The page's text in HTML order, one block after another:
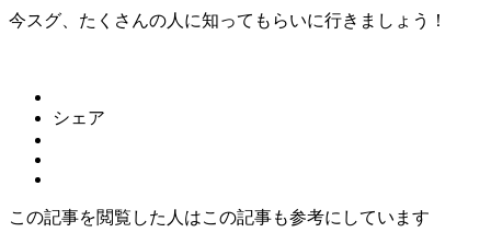
今スグ、たくさんの人に知ってもらいに行きましょう！
シェア
この記事を閲覧した人はこの記事も参考にしています